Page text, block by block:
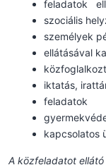
feladatok
szociális
személyek
ellátásával
iktatás,
feladatok
kapcsolatos
A közfeladatot